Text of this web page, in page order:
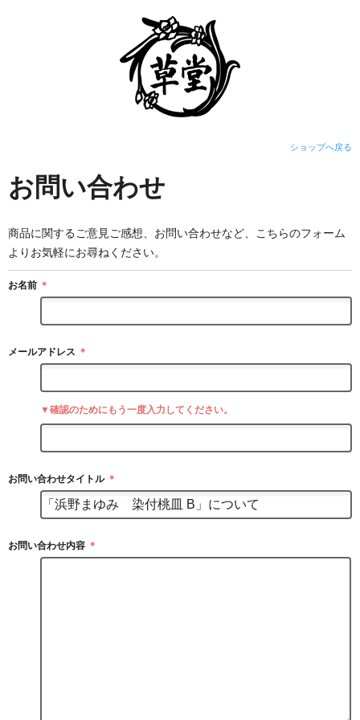
ショップへ戻る
お問い合わせ
商品に関するご意見ご感想、お問い合わせなど、こちらのフォーム
よりお気軽にお尋ねください。
お名前 ＊
メールアドレス ＊
▼確認のためにもう一度入力してください。
お問い合わせタイトル ＊
お問い合わせ内容 ＊